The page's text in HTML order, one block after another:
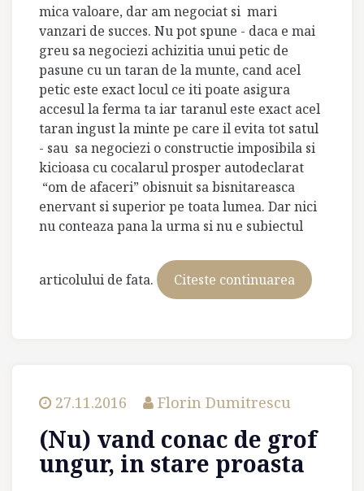
mica valoare, dar am negociat si mari
vanzari de succes. Nu pot spune - daca e mai
greu sa negociezi achizitia unui petic de
pasune cu un taran de la munte, cand acel
petic este exact locul ce iti poate asigura
accesul la ferma ta iar taranul este exact acel
taran ingust la minte pe care il evita tot satul
- sau sa negociezi o constructie imposibila si
kicioasa cu cocalarul prosper autodeclarat
“om de afaceri” obisnuit sa bisnitareasca
enervant si superior pe toata lumea. Dar nici
nu conteaza pana la urma si nu e subiectul
articolului de fata. Citeste continuarea
se
27.11.2016 Florin Dumitrescu
(Nu) vand conac de grof
ungur, in stare proasta